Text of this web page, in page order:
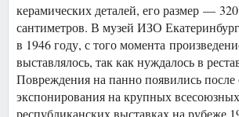
керамических деталей, его размер —
сантиметров. В музей ИЗО
в 1946 году, с того момента
выставлялось, так как нуждалось в
Повреждения на панно появились после
экспонирования на крупных
республиканских выставках на рубеже